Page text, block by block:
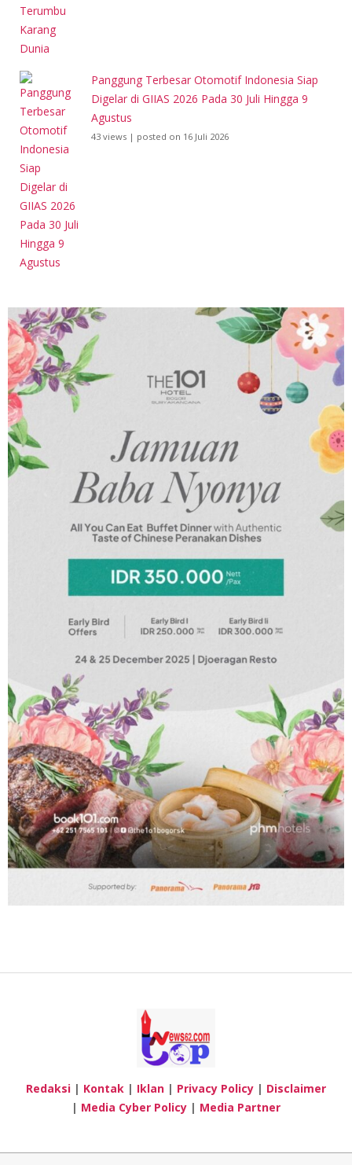
Panggung Terbesar Otomotif Indonesia Siap
Digelar di GIIAS 2026 Pada 30 Juli Hingga 9
Agustus
43 views | posted on 16 Juli 2026
Redaksi | Kontak | Iklan | Privacy Policy | Disclaimer
| Media Cyber Policy | Media Partner